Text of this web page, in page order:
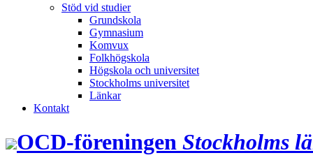
Stöd vid studier
Grundskola
Gymnasium
Komvux
Folkhögskola
Högskola och universitet
Stockholms universitet
Länkar
Kontakt
OCD‑föreningen Stockholms